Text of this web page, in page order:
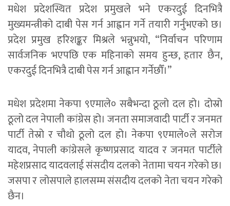
मधेश प्रदेशस्थित प्रदेश प्रमुखले भने एकरदुई दिनभित्रै
मुख्यमन्त्रीको दाबी पेस गर्न आह्वान गर्ने तयारी गर्नुभएको छ।
प्रदेश प्रमुख हरिशङ्कर मिश्रले भन्नुभयो, “निर्वाचन परिणाम
सार्वजनिक भएपछि एक महिनाको समय हुन्छ, हतार छैन,
एकरदुई दिनभित्रै दाबी पेस गर्न आह्वान गर्नेछौँ।”
मधेश प्रदेशमा नेकपा ९एमाले० सबैभन्दा ठूलो दल हो। दोस्रो
ठूलो दल नेपाली कांग्रेस हो। जनता समाजवादी पार्टी र जनमत
पार्टी तेस्रो र चौथो ठूलो दल हो। नेकपा ९एमाले०ले सरोज
यादव, नेपाली कांग्रेसले कृष्णप्रसाद यादव र जनमत पार्टीले
महेशप्रसाद यादवलाई संसदीय दलको नेतामा चयन गरेको छ।
जसपा र लोसपाले हालसम्म संसदीय दलको नेता चयन गरेको
छैन।